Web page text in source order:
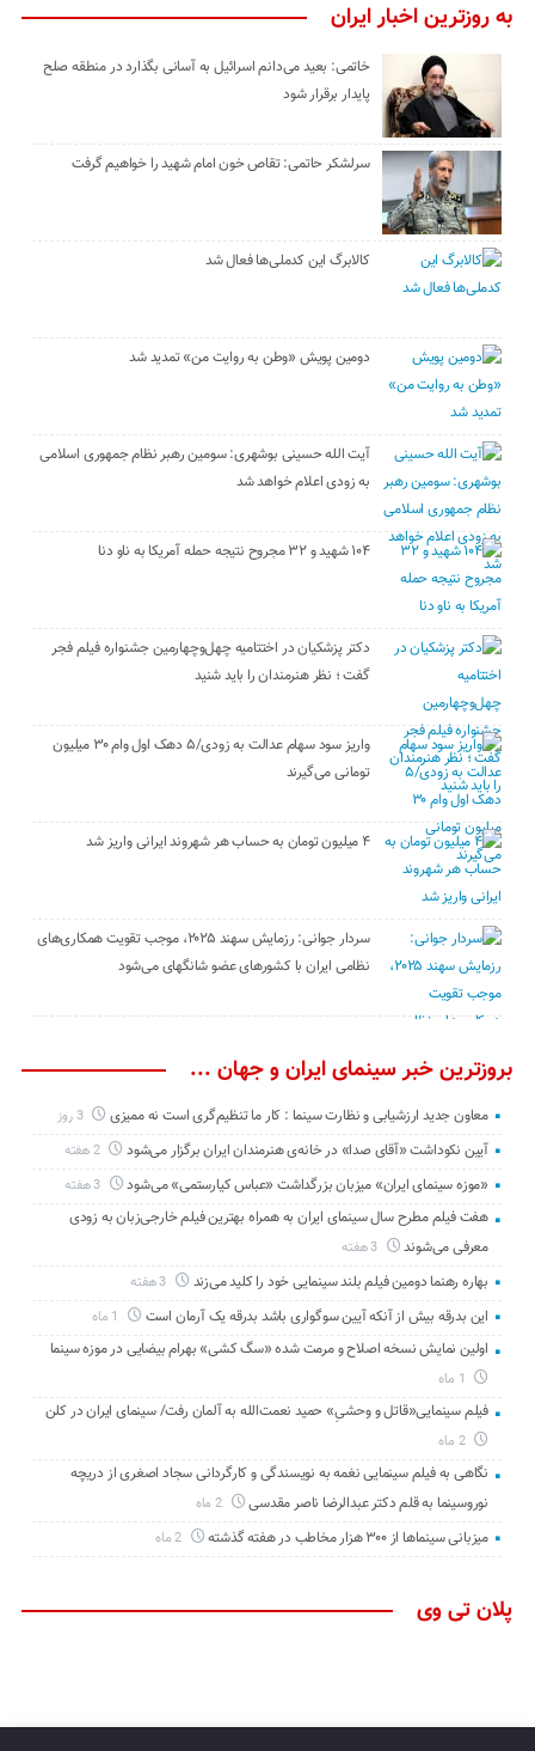
به روزترین اخبار ایران
خاتمی: بعید می‌دانم اسرائیل به آسانی بگذارد در منطقه صلح
پایدار برقرار شود
سرلشکر حاتمی: تقاص خون امام شهید را خواهیم گرفت
کالابرگ این کدملی‌ها فعال شد
دومین پویش «وطن به روایت من» تمدید شد
آیت الله حسینی بوشهری: سومین رهبر نظام جمهوری اسلامی
به زودی اعلام خواهد شد
۱۰۴ شهید و ۳۲ مجروح نتیجه حمله آمریکا به ناو دنا
دکتر پزشکیان در اختتامیه چهل‌وچهارمین جشنواره فیلم فجر
گفت ؛ نظر هنرمندان را باید شنید
واریز سود سهام عدالت به زودی/۵ دهک اول وام ۳۰ میلیون
تومانی می‌گیرند
۴ میلیون تومان به حساب هر شهروند ایرانی واریز شد
سردار جوانی: رزمایش سهند ۲۰۲۵، موجب تقویت همکاری‌های
نظامی ایران با کشور‌های عضو شانگهای می‌شود
بروزترین خبر سینمای ایران و جهان ...
معاون جدید ارزشیابی و نظارت سینما : کار ما تنظیم‌گری است نه ممیزی 3 روز
آیین نکوداشت «آقای صدا» در خانه‌ی هنرمندان ایران برگزار می‌شود 2 هفته
«موزه سینمای ایران» میزبان بزرگداشت «عباس کیارستمی» می‌شود 3 هفته
هفت فیلم مطرح سال سینمای ایران به همراه بهترین فیلم خارجی‌زبان به زودی
معرفی می‌شوند
3 هفته
بهاره رهنما دومین فیلم بلند سینمایی خود را کلید می‌زند
این بدرقه بیش از آنکه آیین سوگواری باشد بدرقه یک آرمان است
اولین نمایش نسخه اصلاح و مرمت شده «سگ کشی» بهرام بیضایی در موزه سینما
فیلم سینمایی«قاتل و وحشیِ» حمید نعمت‌الله به آلمان رفت/ سینمای ایران در کلن
2 ماه
نگاهی به فیلم سینمایی نغمه به نویسندگی و کارگردانی سجاد اصغری از دریچه
نوروسینما به قلم دکتر عبدالرضا ناصر مقدسی
2 ماه
میزبانی سینماها از ۳۰۰ هزار مخاطب در هفته گذشته 2 ماه
پلان تی وی